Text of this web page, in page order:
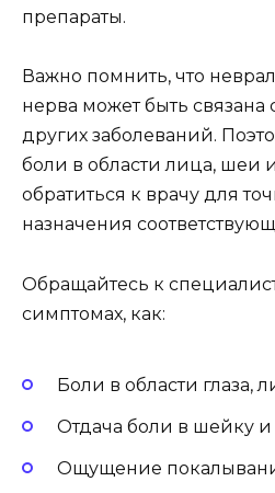
препараты.
Важно помнить, что
нерва может быть
других заболеваний.
боли в области лица, шеи
обратиться к врачу для
назначения
Обращайтесь к
симптомах, как:
Боли в области глаза,
Отдача боли в шейку и
Ощущение